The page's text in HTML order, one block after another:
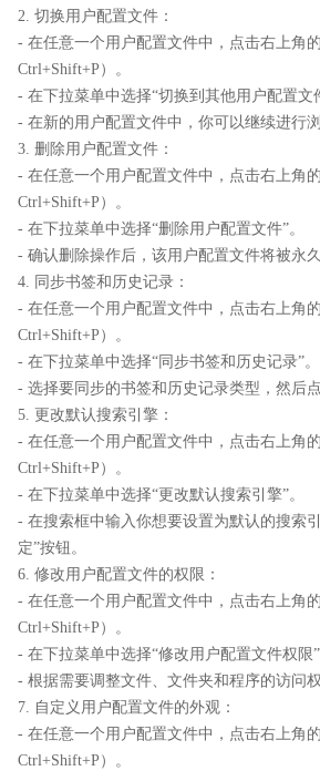
2. 切换用户配置文件：
- 在任意一个用户配置文件中，点击右上角
Ctrl+Shift+P）。
- 在下拉菜单中选择“切换到其他用户配置文
- 在新的用户配置文件中，你可以继续进行浏
3. 删除用户配置文件：
- 在任意一个用户配置文件中，点击右上角
Ctrl+Shift+P）。
- 在下拉菜单中选择“删除用户配置文件”。
- 确认删除操作后，该用户配置文件将被永久
4. 同步书签和历史记录：
- 在任意一个用户配置文件中，点击右上角
Ctrl+Shift+P）。
- 在下拉菜单中选择“同步书签和历史记录”。
- 选择要同步的书签和历史记录类型，然后点
5. 更改默认搜索引擎：
- 在任意一个用户配置文件中，点击右上角
Ctrl+Shift+P）。
- 在下拉菜单中选择“更改默认搜索引擎”。
- 在搜索框中输入你想要设置为默认的搜索
定”按钮。
6. 修改用户配置文件的权限：
- 在任意一个用户配置文件中，点击右上角
Ctrl+Shift+P）。
- 在下拉菜单中选择“修改用户配置文件权限”
- 根据需要调整文件、文件夹和程序的访问权
7. 自定义用户配置文件的外观：
- 在任意一个用户配置文件中，点击右上角
Ctrl+Shift+P）。